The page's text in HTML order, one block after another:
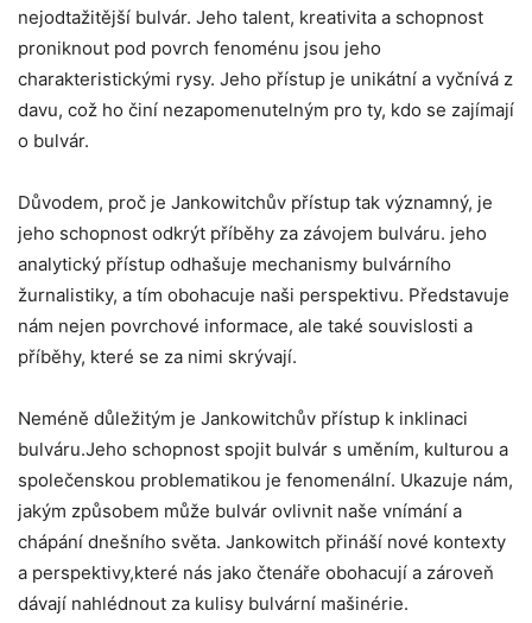
nejodtažitější bulvár. Jeho talent, kreativita a schopnost
proniknout pod povrch fenoménu jsou jeho
charakteristickými rysy. Jeho přístup je unikátní a vyčnívá z
davu, což ho činí nezapomenutelným pro ty, kdo se zajímají
o bulvár.
Důvodem, proč je Jankowitchův přístup tak významný, je
jeho schopnost odkrýt příběhy za závojem bulváru. jeho
analytický přístup odhašuje mechanismy bulvárního
žurnalistiky, a tím obohacuje naši perspektivu. Představuje
nám nejen povrchové informace, ale také souvislosti a
příběhy, které se za nimi skrývají.
Neméně důležitým je Jankowitchův přístup k inklinaci
bulváru.Jeho schopnost spojit bulvár s uměním, kulturou a
společenskou problematikou je fenomenální. Ukazuje nám,
jakým způsobem může bulvár ovlivnit naše vnímání a
chápání dnešního světa. Jankowitch přináší nové kontexty
a perspektivy,které nás jako čtenáře obohacují a zároveň
dávají nahlédnout za kulisy bulvární mašinérie.